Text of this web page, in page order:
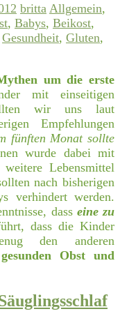
britta Allgemein,
, Babys, Beikost,
Gesundheit, Gluten,
um die erste
mit einseitigen
wir uns laut
Empfehlungen
fünften Monat sollte
wurde dabei mit
Lebensmittel
nach bisherigen
verhindert werden.
dass eine zu
dass die Kinder
den anderen
gesunden Obst und